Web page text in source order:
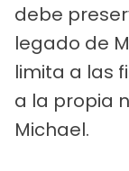
debe
legado de
limita a las
a la propia
Michael.